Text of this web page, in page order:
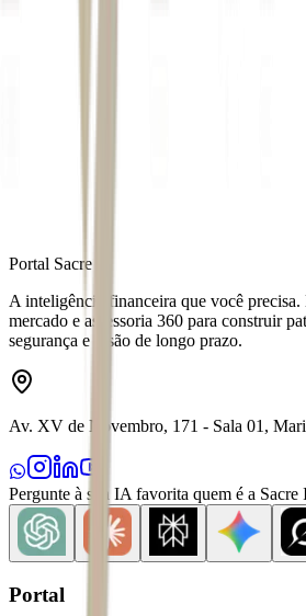
Portal Sacre
A inteligência financeira que você precisa.
mercado e assessoria 360 para construir
segurança e visão de longo prazo.
Av. XV de Novembro, 171 - Sala 01,
Pergunte à sua IA favorita quem é a Sacre
Portal